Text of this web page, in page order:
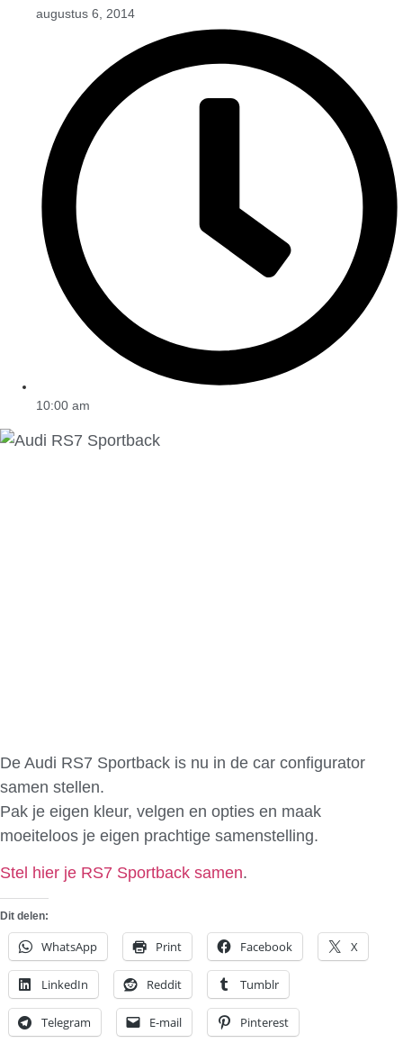
augustus 6, 2014
10:00 am
De Audi RS7 Sportback is nu in de car configurator
samen stellen.
Pak je eigen kleur, velgen en opties en maak
moeiteloos je eigen prachtige samenstelling.
Stel hier je RS7 Sportback samen.
Dit delen:
WhatsApp Print Facebook X
LinkedIn Reddit Tumblr
Telegram E-mail Pinterest